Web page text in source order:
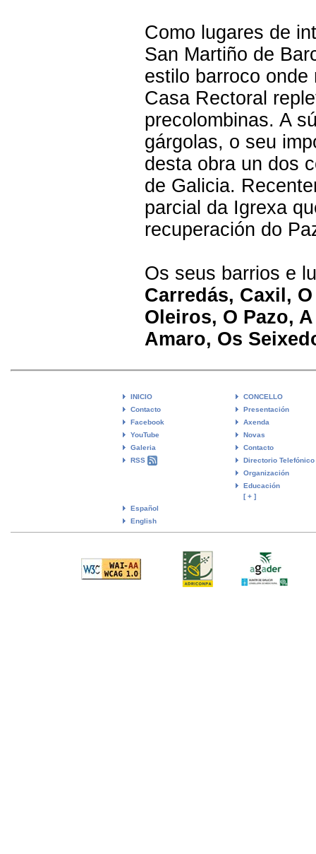
Como lugares de
San Martiño de
estilo barroco
Casa Rectoral
precolombinas. A
gárgolas, o seu
desta obra un dos
de Galicia.
parcial da Igrexa
recuperación do
Os seus barrios e
Carredás, Caxil,
Oleiros, O Pazo,
Amaro, Os
INICIO
Contacto
Facebook
YouTube
Galeria
RSS
Español
English
CONCELLO
Presentación
Axenda
Novas
Contacto
Directorio Telefónico
Organización
Educación
[ + ]